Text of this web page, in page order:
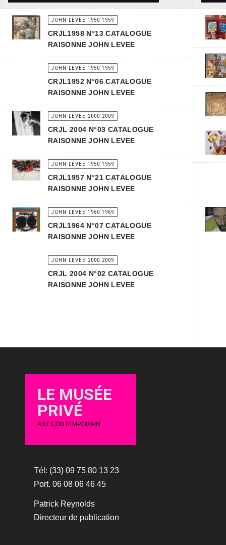
JOHN LEVEE 1950-1959
CRJL1958 N°13 CATALOGUE
RAISONNE JOHN LEVEE
JOHN LEVEE 1950-1959
CRJL1952 N°06 CATALOGUE
RAISONNE JOHN LEVEE
JOHN LEVEE 2000-2009
CRJL 2004 N°03 CATALOGUE
RAISONNE JOHN LEVEE
JOHN LEVEE 1950-1959
CRJL1957 N°21 CATALOGUE
RAISONNE JOHN LEVEE
JOHN LEVEE 1960-1969
CRJL1964 N°07 CATALOGUE
RAISONNE JOHN LEVEE
JOHN LEVEE 2000-2009
CRJL 2004 N°02 CATALOGUE
RAISONNE JOHN LEVEE
LE MUSÉE
PRIVÉ
ART CONTEMPORAIN
Tél: (33) 09 75 80 13 23
Port. 06 08 06 46 45
Patrick Reynolds
Directeur de publication